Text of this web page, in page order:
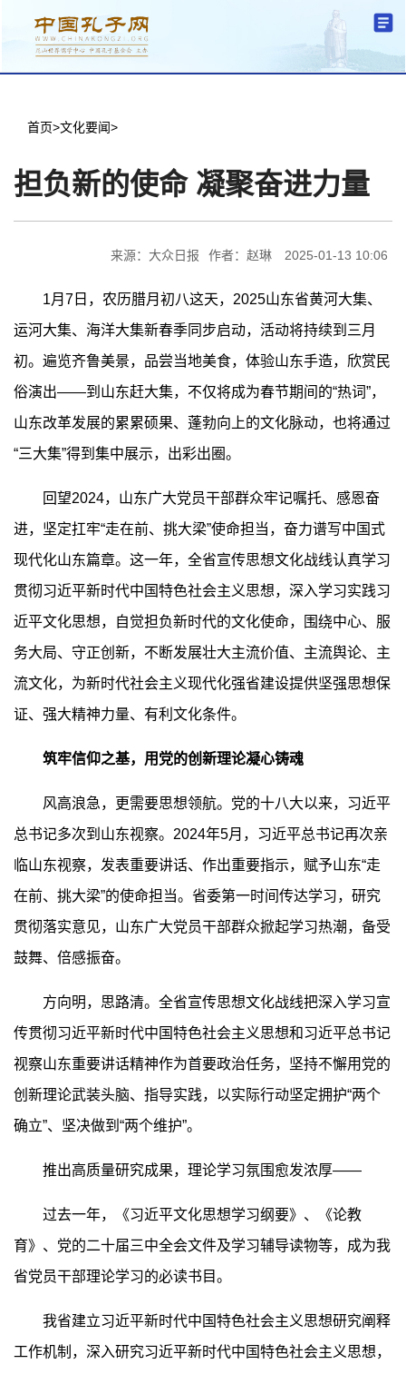
首页>文化要闻>
担负新的使命 凝聚奋进力量
来源：大众日报 作者：赵琳 2025-01-13 10:06
1月7日，农历腊月初八这天，2025山东省黄河大集、
运河大集、海洋大集新春季同步启动，活动将持续到三月
初。遍览齐鲁美景，品尝当地美食，体验山东手造，欣赏民
俗演出——到山东赶大集，不仅将成为春节期间的“热词”，
山东改革发展的累累硕果、蓬勃向上的文化脉动，也将通过
“三大集”得到集中展示，出彩出圈。
回望2024，山东广大党员干部群众牢记嘱托、感恩奋
进，坚定扛牢“走在前、挑大梁”使命担当，奋力谱写中国式
现代化山东篇章。这一年，全省宣传思想文化战线认真学习
贯彻习近平新时代中国特色社会主义思想，深入学习实践习
近平文化思想，自觉担负新时代的文化使命，围绕中心、服
务大局、守正创新，不断发展壮大主流价值、主流舆论、主
流文化，为新时代社会主义现代化强省建设提供坚强思想保
证、强大精神力量、有利文化条件。
筑牢信仰之基，用党的创新理论凝心铸魂
风高浪急，更需要思想领航。党的十八大以来，习近平
总书记多次到山东视察。2024年5月，习近平总书记再次亲
临山东视察，发表重要讲话、作出重要指示，赋予山东“走
在前、挑大梁”的使命担当。省委第一时间传达学习，研究
贯彻落实意见，山东广大党员干部群众掀起学习热潮，备受
鼓舞、倍感振奋。
方向明，思路清。全省宣传思想文化战线把深入学习宣
传贯彻习近平新时代中国特色社会主义思想和习近平总书记
视察山东重要讲话精神作为首要政治任务，坚持不懈用党的
创新理论武装头脑、指导实践，以实际行动坚定拥护“两个
确立”、坚决做到“两个维护”。
推出高质量研究成果，理论学习氛围愈发浓厚——
过去一年，《习近平文化思想学习纲要》、《论教
育》、党的二十届三中全会文件及学习辅导读物等，成为我
省党员干部理论学习的必读书目。
我省建立习近平新时代中国特色社会主义思想研究阐释
工作机制，深入研究习近平新时代中国特色社会主义思想，